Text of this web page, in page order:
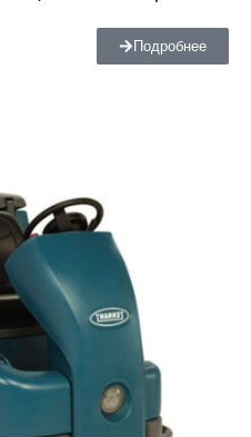
Подробнее